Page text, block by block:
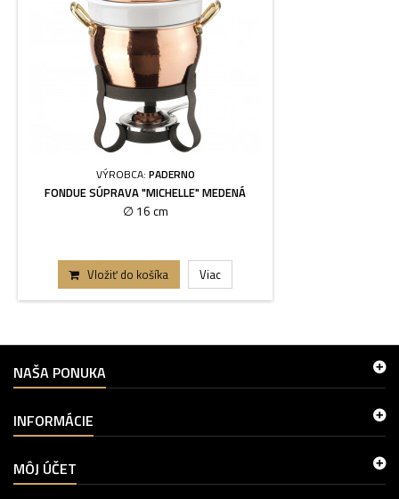
VÝROBCA: PADERNO
FONDUE SÚPRAVA "MICHELLE" MEDENÁ
∅ 16 cm
Vložiť do košíka Viac
NAŠA PONUKA
INFORMÁCIE
MÔJ ÚČET